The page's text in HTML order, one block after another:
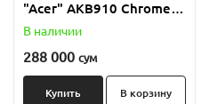
"Acer" AKB910 Chrome
OS 1.8M, US int, Brown
GP.KBD11.00S) Black
В наличии
288 000 сум
Купить В корзину